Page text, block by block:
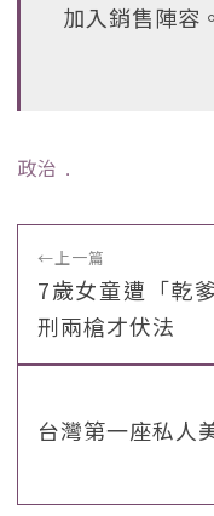
加入銷售陣容。
政治 ﹒
←上一篇
7歲女童遭「乾
刑兩槍才伏法
台灣第一座私人